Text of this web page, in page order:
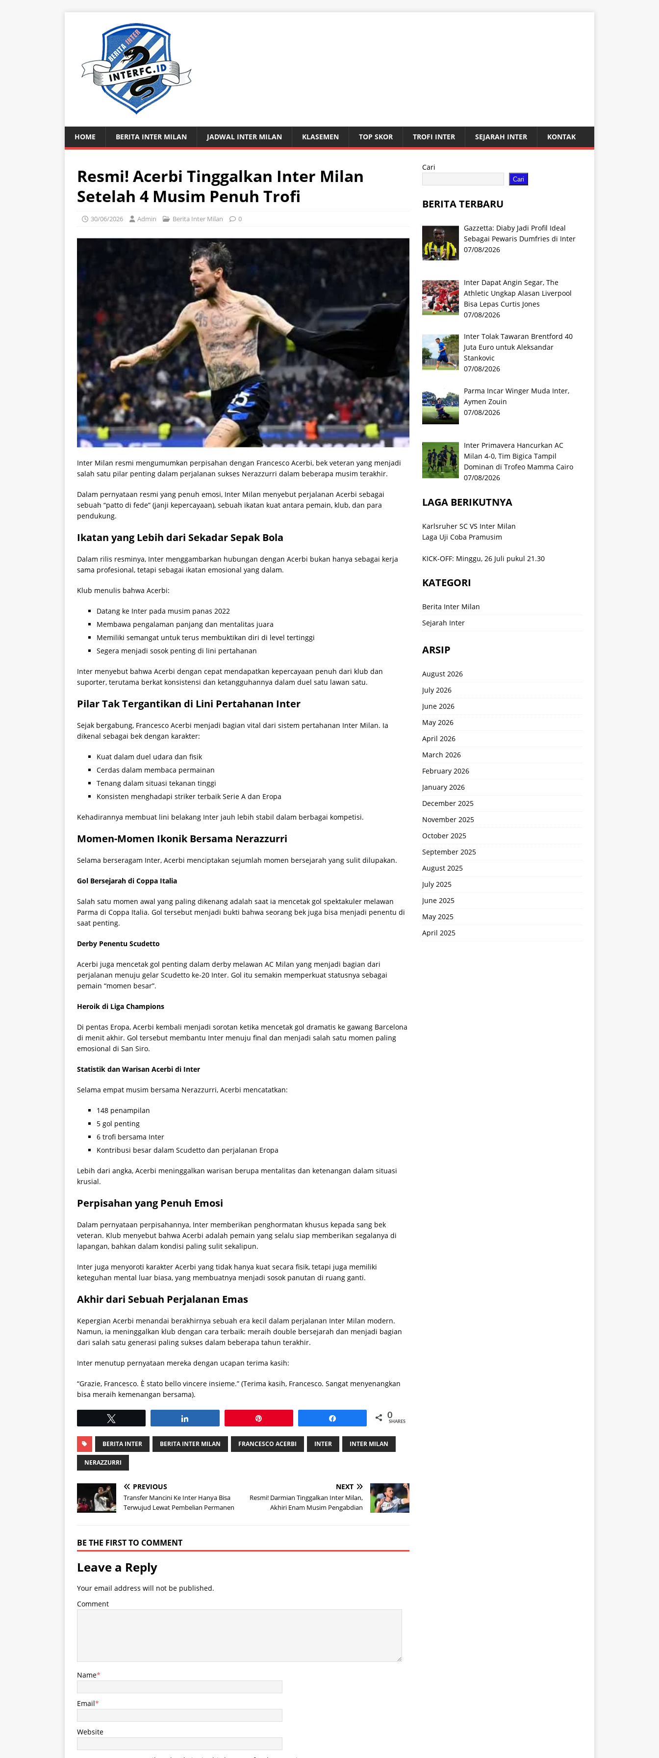
HOME BERITA INTER MILAN JADWAL INTER MILAN KLASEMEN TOP SKOR TROFI INTER SEJARAH INTER KONTAK
Resmi! Acerbi Tinggalkan Inter Milan
Setelah 4 Musim Penuh Trofi
30/06/2026 Admin Berita Inter Milan 0
Inter Milan resmi mengumumkan perpisahan dengan Francesco Acerbi, bek veteran yang menjadi
salah satu pilar penting dalam perjalanan sukses Nerazzurri dalam beberapa musim terakhir.
Dalam pernyataan resmi yang penuh emosi, Inter Milan menyebut perjalanan Acerbi sebagai
sebuah “patto di fede” (janji kepercayaan), sebuah ikatan kuat antara pemain, klub, dan para
pendukung.
Ikatan yang Lebih dari Sekadar Sepak Bola
Dalam rilis resminya, Inter menggambarkan hubungan dengan Acerbi bukan hanya sebagai kerja
sama profesional, tetapi sebagai ikatan emosional yang dalam.
Klub menulis bahwa Acerbi:
Datang ke Inter pada musim panas 2022
Membawa pengalaman panjang dan mentalitas juara
Memiliki semangat untuk terus membuktikan diri di level tertinggi
Segera menjadi sosok penting di lini pertahanan
Inter menyebut bahwa Acerbi dengan cepat mendapatkan kepercayaan penuh dari klub dan
suporter, terutama berkat konsistensi dan ketangguhannya dalam duel satu lawan satu.
Pilar Tak Tergantikan di Lini Pertahanan Inter
Sejak bergabung, Francesco Acerbi menjadi bagian vital dari sistem pertahanan Inter Milan. Ia
dikenal sebagai bek dengan karakter:
Kuat dalam duel udara dan fisik
Cerdas dalam membaca permainan
Tenang dalam situasi tekanan tinggi
Konsisten menghadapi striker terbaik Serie A dan Eropa
Kehadirannya membuat lini belakang Inter jauh lebih stabil dalam berbagai kompetisi.
Momen-Momen Ikonik Bersama Nerazzurri
Selama berseragam Inter, Acerbi menciptakan sejumlah momen bersejarah yang sulit dilupakan.
Gol Bersejarah di Coppa Italia
Salah satu momen awal yang paling dikenang adalah saat ia mencetak gol spektakuler melawan
Parma di Coppa Italia. Gol tersebut menjadi bukti bahwa seorang bek juga bisa menjadi penentu di
saat penting.
Derby Penentu Scudetto
Acerbi juga mencetak gol penting dalam derby melawan AC Milan yang menjadi bagian dari
perjalanan menuju gelar Scudetto ke-20 Inter. Gol itu semakin memperkuat statusnya sebagai
pemain “momen besar”.
Heroik di Liga Champions
Di pentas Eropa, Acerbi kembali menjadi sorotan ketika mencetak gol dramatis ke gawang Barcelona
di menit akhir. Gol tersebut membantu Inter menuju final dan menjadi salah satu momen paling
emosional di San Siro.
Statistik dan Warisan Acerbi di Inter
Selama empat musim bersama Nerazzurri, Acerbi mencatatkan:
148 penampilan
5 gol penting
6 trofi bersama Inter
Kontribusi besar dalam Scudetto dan perjalanan Eropa
Lebih dari angka, Acerbi meninggalkan warisan berupa mentalitas dan ketenangan dalam situasi
krusial.
Perpisahan yang Penuh Emosi
Dalam pernyataan perpisahannya, Inter memberikan penghormatan khusus kepada sang bek
veteran. Klub menyebut bahwa Acerbi adalah pemain yang selalu siap memberikan segalanya di
lapangan, bahkan dalam kondisi paling sulit sekalipun.
Inter juga menyoroti karakter Acerbi yang tidak hanya kuat secara fisik, tetapi juga memiliki
keteguhan mental luar biasa, yang membuatnya menjadi sosok panutan di ruang ganti.
Akhir dari Sebuah Perjalanan Emas
Kepergian Acerbi menandai berakhirnya sebuah era kecil dalam perjalanan Inter Milan modern.
Namun, ia meninggalkan klub dengan cara terbaik: meraih double bersejarah dan menjadi bagian
dari salah satu generasi paling sukses dalam beberapa tahun terakhir.
Inter menutup pernyataan mereka dengan ucapan terima kasih:
“Grazie, Francesco. È stato bello vincere insieme.” (Terima kasih, Francesco. Sangat menyenangkan
bisa meraih kemenangan bersama).
0
SHARES
BERITA INTER BERITA INTER MILAN FRANCESCO ACERBI INTER INTER MILAN
NERAZZURRI
PREVIOUS
Transfer Mancini Ke Inter Hanya Bisa
Terwujud Lewat Pembelian Permanen
NEXT
Resmi! Darmian Tinggalkan Inter Milan,
Akhiri Enam Musim Pengabdian
BE THE FIRST TO COMMENT
Leave a Reply
Your email address will not be published.
Comment
Name*
Email*
Website
Cari
Cari
BERITA TERBARU
Gazzetta: Diaby Jadi Profil Ideal
Sebagai Pewaris Dumfries di Inter
07/08/2026
Inter Dapat Angin Segar, The
Athletic Ungkap Alasan Liverpool
Bisa Lepas Curtis Jones
07/08/2026
Inter Tolak Tawaran Brentford 40
Juta Euro untuk Aleksandar
Stankovic
07/08/2026
Parma Incar Winger Muda Inter,
Aymen Zouin
07/08/2026
Inter Primavera Hancurkan AC
Milan 4-0, Tim Bigica Tampil
Dominan di Trofeo Mamma Cairo
07/08/2026
LAGA BERIKUTNYA
Karlsruher SC VS Inter Milan
Laga Uji Coba Pramusim
KICK-OFF: Minggu, 26 Juli pukul 21.30
KATEGORI
Berita Inter Milan
Sejarah Inter
ARSIP
August 2026
July 2026
June 2026
May 2026
April 2026
March 2026
February 2026
January 2026
December 2025
November 2025
October 2025
September 2025
August 2025
July 2025
June 2025
May 2025
April 2025